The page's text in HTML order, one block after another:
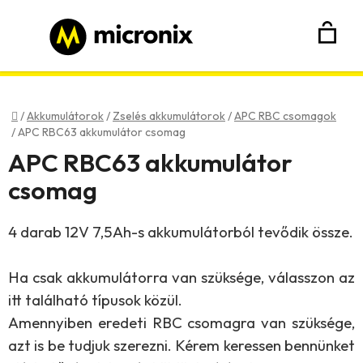
tartalomhoz
Kezdőlap
/Akkumulátorok/ Zselés akkumulátorok/APC RBC csomagok
/APC RBC63 akkumulátor csomag
APC RBC63 akkumulátor
csomag
4 darab 12V 7,5Ah-s akkumulátorból tevődik össze.
Ha csak akkumulátorra van szüksége, válasszon az
itt található típusok közül.
Amennyiben eredeti RBC csomagra van szüksége,
azt is be tudjuk szerezni. Kérem keressen bennünket